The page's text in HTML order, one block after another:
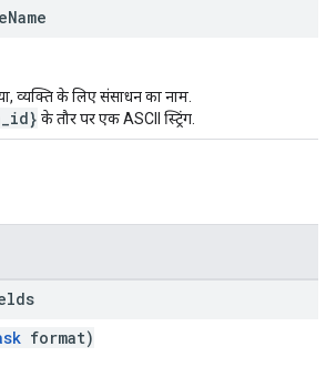
Name
व्यक्ति के लिए संसाधन का नाम.
के तौर पर एक ASCII स्ट्रिंग.
format)